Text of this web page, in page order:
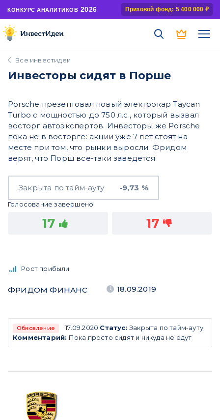
КОНКУРС АНАЛИТИКОВ 2026 Призовой фонд: 5 400 000 ₽
Все инвестидеи
Инвесторы сидят в Порше
Porsche презентовал новый электрокар Taycan
Turbo с мощностью до 750 л.с., который вызвал
восторг автоэкспертов. Инвесторы же Porsche
пока не в восторге: акции уже 7 лет стоят на
месте при том, что рынки выросли. Фридом
верят, что Порш все-таки заведется
Закрыта по тайм-ауту -9,73 %
Голосование завершено.
17 17
Рост прибыли
ФРИДОМ ФИНАНС 18.09.2019
Обновление 17.09.2020 Статус: Закрыта по тайм-ауту.
Комментарий: Пока просто сидят и никуда не едут